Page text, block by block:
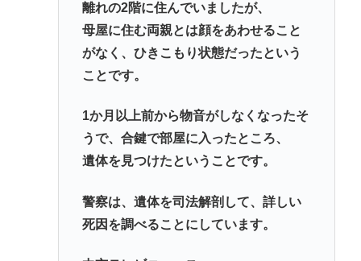
離れの2階に住んでいましたが、
母屋に住む両親とは顔をあわせること
がなく、ひきこもり状態だったという
ことです。
1か月以上前から物音がしなくなったそ
うで、合鍵で部屋に入ったところ、
遺体を見つけたということです。
警察は、遺体を司法解剖して、詳しい
死因を調べることにしています。